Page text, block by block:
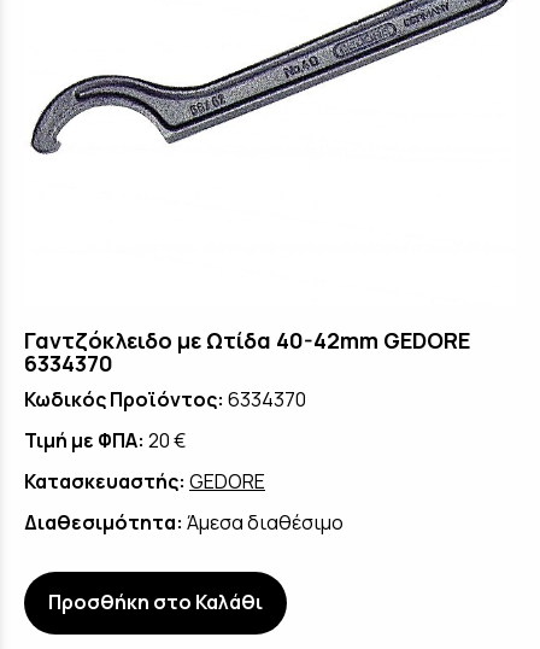
Γαντζόκλειδο με Ωτίδα 40-42mm GEDORE
6334370
Κωδικός Προϊόντος: 6334370
Τιμή με ΦΠΑ: 20 €
Κατασκευαστής: GEDORE
Διαθεσιμότητα: Άμεσα διαθέσιμο
Προσθήκη στο Καλάθι